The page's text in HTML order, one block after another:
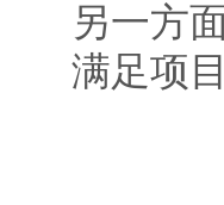
另一方
满足项